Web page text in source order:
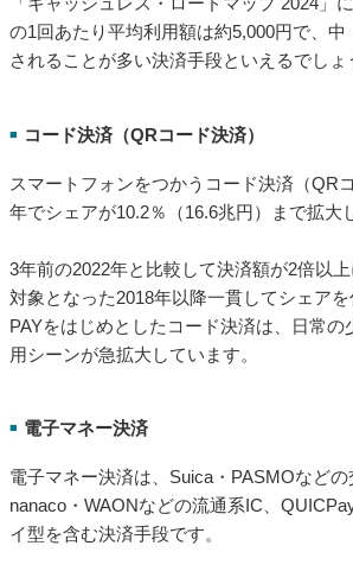
の1回あたり平均利用額は約5,000円で、中
されることが多い決済手段といえるでしょ
■ コード決済（QRコード決済）
スマートフォンをつかうコード決済（QR
年でシェアが10.2％（16.6兆円）まで拡大
3年前の2022年と比較して決済額が2倍以
対象となった2018年以降一貫してシェア
PAYをはじめとしたコード決済は、日常の
用シーンが急拡大しています。
■ 電子マネー決済
電子マネー決済は、Suica・PASMOなどの
nanaco・WAONなどの流通系IC、
イ型を含む決済手段です。